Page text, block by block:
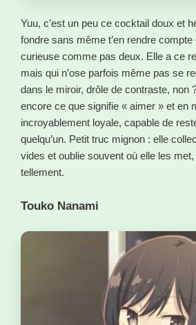
Yuu, c’est un peu ce cocktail doux et
fondre sans même t’en rendre
curieuse comme pas deux. Elle a ce
mais qui n’ose parfois même pas se
dans le miroir, drôle de contraste, non
encore ce que signifie « aimer » et en
incroyablement loyale, capable de
quelqu’un. Petit truc mignon : elle
vides et oublie souvent où elle les
tellement.
Touko Nanami